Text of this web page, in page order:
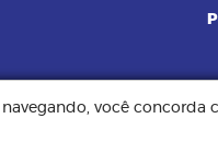
e material fornecidos pelo
você concorda